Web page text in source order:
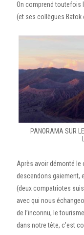
On comprend toutefois
(et ses collègues Batok
PANORAMA SUR
Après avoir démonté le
descendons gaiement,
(deux compatriotes
avec qui nous
de l’inconnu, le
dans notre tête, c’est